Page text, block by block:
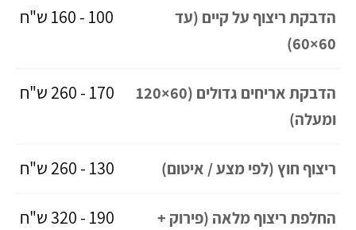
הדבקת ריצוף על קיים (עד
60×60)
100 - 160 ש"ח
הדבקת אריחים גדולים (60×120
ומעלה)
170 - 260 ש"ח
ריצוף חוץ (לפי מצע / איטום) 130 - 260 ש"ח
החלפת ריצוף מלאה (פירוק +
190 - 320 ש"ח